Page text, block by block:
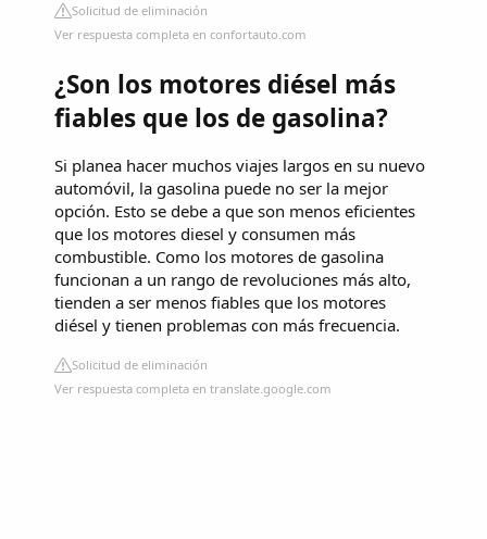
Solicitud de eliminación
Ver respuesta completa en confortauto.com
¿Son los motores diésel más
fiables que los de gasolina?
Si planea hacer muchos viajes largos en su nuevo
automóvil, la gasolina puede no ser la mejor
opción. Esto se debe a que son menos eficientes
que los motores diesel y consumen más
combustible. Como los motores de gasolina
funcionan a un rango de revoluciones más alto,
tienden a ser menos fiables que los motores
diésel y tienen problemas con más frecuencia.
Solicitud de eliminación
Ver respuesta completa en translate.google.com